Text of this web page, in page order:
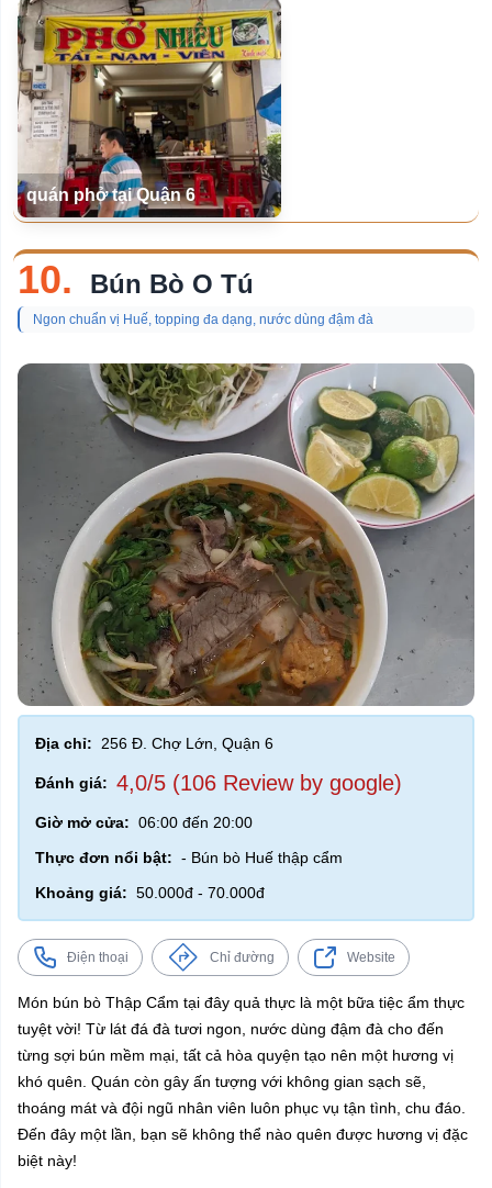
quán phở tại Quận 6
10. Bún Bò O Tú
Ngon chuẩn vị Huế, topping đa dạng, nước dùng đậm đà
Địa chỉ: 256 Đ. Chợ Lớn, Quận 6
Đánh giá: 4,0/5 (106 Review by google)
Giờ mở cửa: 06:00 đến 20:00
Thực đơn nổi bật: - Bún bò Huế thập cẩm
Khoảng giá: 50.000đ - 70.000đ
Điện thoại Chỉ đường Website
Món bún bò Thập Cẩm tại đây quả thực là một bữa tiệc ẩm thực
tuyệt vời! Từ lát đá đà tươi ngon, nước dùng đậm đà cho đến
từng sợi bún mềm mại, tất cả hòa quyện tạo nên một hương vị
khó quên. Quán còn gây ấn tượng với không gian sạch sẽ,
thoáng mát và đội ngũ nhân viên luôn phục vụ tận tình, chu đáo.
Đến đây một lần, bạn sẽ không thể nào quên được hương vị đặc
biệt này!